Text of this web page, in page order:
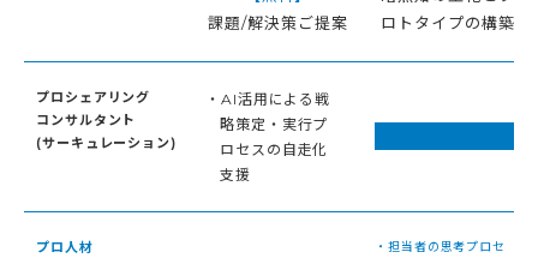
課題/解決策ご提案
ロトタイプの構築
プロシェアリング
コンサルタント
(サーキュレーション)
・AI活用による戦
略策定・実行プ
ロセスの自走化
支援
プロ人材
・担当者の思考プロセ